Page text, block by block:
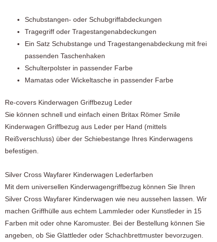
Schubstangen- oder Schubgriffabdeckungen
Tragegriff oder Tragestangenabdeckungen
Ein Satz Schubstange und Tragestangenabdeckung mit frei
passenden Taschenhaken
Schulterpolster in passender Farbe
Mamatas oder Wickeltasche in passender Farbe
Re-covers Kinderwagen Griffbezug Leder
Sie können schnell und einfach einen Britax Römer Smile
Kinderwagen Griffbezug aus Leder per Hand (mittels
Reißverschluss) über der Schiebestange Ihres Kinderwagens
befestigen.
Silver Cross Wayfarer Kinderwagen Lederfarben
Mit dem universellen Kinderwagengriffbezug können Sie Ihren
Silver Cross Wayfarer Kinderwagen wie neu aussehen lassen. Wir
machen Griffhülle aus echtem Lammleder oder Kunstleder in 15
Farben mit oder ohne Karomuster. Bei der Bestellung können Sie
angeben, ob Sie Glattleder oder Schachbrettmuster bevorzugen.